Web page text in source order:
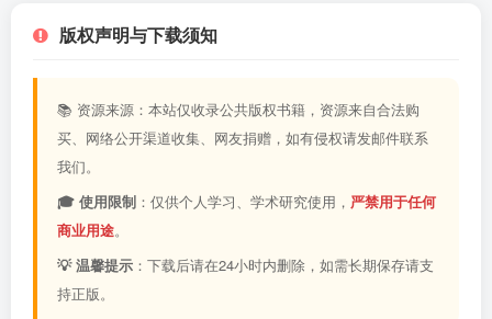
版权声明与下载须知
📚 资源来源：本站仅收录公共版权书籍，资源来自合法购
买、网络公开渠道收集、网友捐赠，如有侵权请发邮件联系
我们。
🎓 使用限制 ：仅供个人学习、学术研究使用， 严禁用于任何
商业用途。
💡 温馨提示 ：下载后请在24小时内删除，如需长期保存请支
持正版。